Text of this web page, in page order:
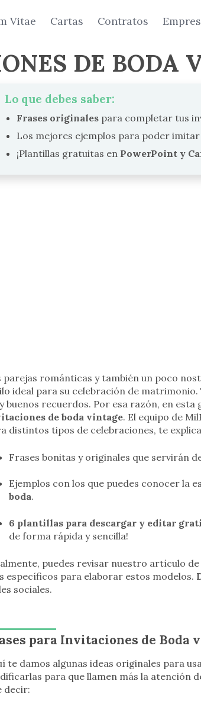
Vitae Cartas Contratos
DE BODA
Lo que debes saber:
Frases originalespara completar tus
Los mejores ejemplos para poder
¡Plantillas gratuitas enPowerPoint y
parejas románticas y también un poco
ideal para su celebración de
buenos recuerdos. Por esa razón, en
de boda vintage. El equipo de
distintos tipos de celebraciones, te
Frases bonitas y originales que servirán
Ejemplos con los que puedes conocer la
boda.
6 plantillas para descargar y editar
de forma rápida y sencilla!
puedes revisar nuestro artículo de
específicos para elaborar estos modelos.
sociales.
para Invitaciones de Boda
te damos algunas ideas originales para
para que llamen más la atención
decir: